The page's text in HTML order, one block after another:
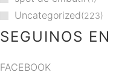
Uncategorized 223
SEGUINOS EN
FACEBOOK